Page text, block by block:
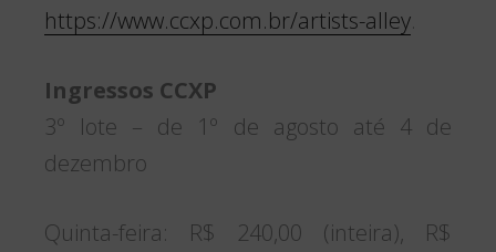
https://www.ccxp.com.br/artists-alley.
Ingressos CCXP
3º lote – de 1º de agosto até 4 de
dezembro
Quinta-feira: R$ 240,00 (inteira), R$